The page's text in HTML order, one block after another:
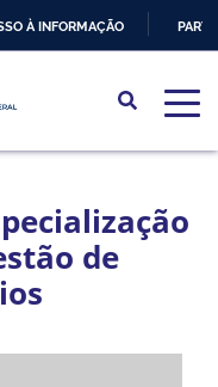
À INFORMAÇÃO
de